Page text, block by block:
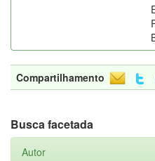
Compartilhamento
Busca facetada
Autor